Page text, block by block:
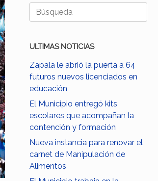
Buscar:
ULTIMAS NOTICIAS
Zapala le abrió la puerta a 64
futuros nuevos licenciados en
educación
El Municipio entregó kits
escolares que acompañan la
contención y formación
Nueva instancia para renovar el
carnet de Manipulación de
Alimentos